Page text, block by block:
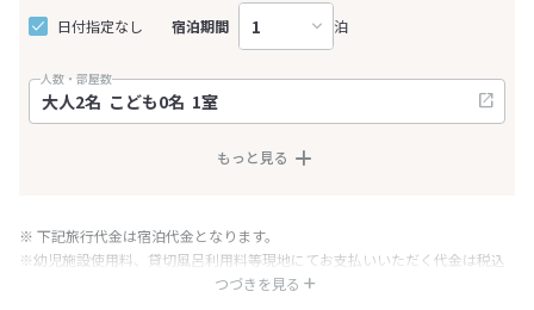
日付指定なし 宿泊期間 泊
人数・部屋数
もっと見る
つづきを見る
※ 下記旅行代金は宿泊代金となります。
※幼児施設使用料、貸切風呂利用料等現地にてお支払いいただく代金は税込
み表記となりますが、消費税増税に伴い代金が一部変更となる場合がござい